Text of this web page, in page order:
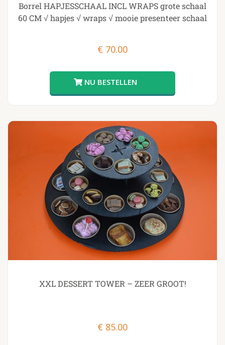
Borrel HAPJESSCHAAL INCL WRAPS grote schaal
60 CM √ hapjes √ wraps √ mooie presenteer schaal
€ 70.00
XXL DESSERT TOWER – ZEER GROOT!
€ 85.00